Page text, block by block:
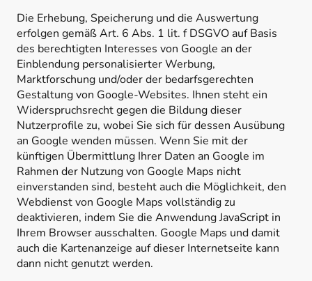
Die Erhebung, Speicherung und die Auswertung
erfolgen gemäß Art. 6 Abs. 1 lit. f DSGVO auf Basis
des berechtigten Interesses von Google an der
Einblendung personalisierter Werbung,
Marktforschung und/oder der bedarfsgerechten
Gestaltung von Google-Websites. Ihnen steht ein
Widerspruchsrecht gegen die Bildung dieser
Nutzerprofile zu, wobei Sie sich für dessen Ausübung
an Google wenden müssen. Wenn Sie mit der
künftigen Übermittlung Ihrer Daten an Google im
Rahmen der Nutzung von Google Maps nicht
einverstanden sind, besteht auch die Möglichkeit, den
Webdienst von Google Maps vollständig zu
deaktivieren, indem Sie die Anwendung JavaScript in
Ihrem Browser ausschalten. Google Maps und damit
auch die Kartenanzeige auf dieser Internetseite kann
dann nicht genutzt werden.